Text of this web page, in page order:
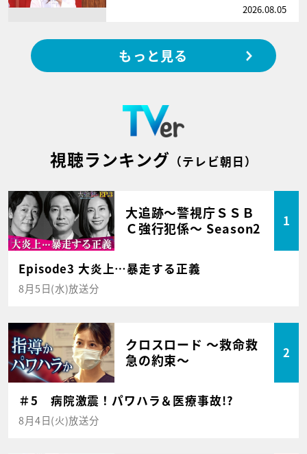
2026.08.05
もっと見る
視聴ランキング （テレビ朝日）
大追跡～警視庁ＳＳＢ
Ｃ強行犯係～ Season2
1
Episode3 大炎上…暴走する正義
8月5日(水)放送分
クロスロード ～救命救
急の約束～
2
＃5 病院激震！パワハラ＆医療事故!?
8月4日(火)放送分